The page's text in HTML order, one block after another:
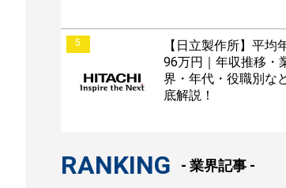
5
【日立製作所】平均
96万円｜年収推移・
界・年代・役職別な
底解説！
RANKING - 業界記事 -